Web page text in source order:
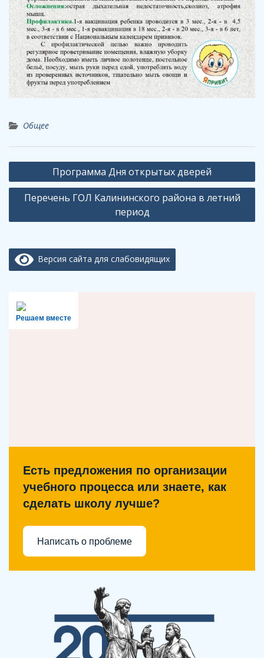
Общее
Навигация
по
записям
Программа Дня открытых дверей
Перечень ГОЛ Калининского района в летний
период
Версия сайта для слабовидящих
Решаем вместе
Есть предложения по организации
учебного процесса или знаете, как
сделать школу лучше?
Написать о проблеме